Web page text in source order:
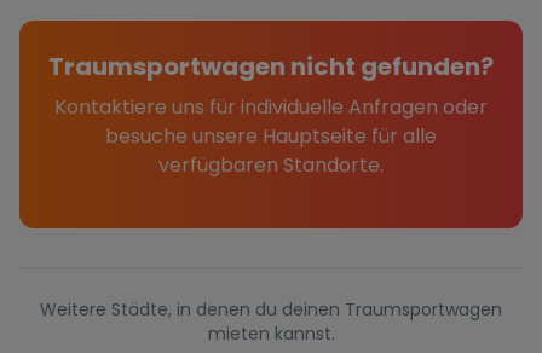
Traumsportwagen nicht gefunden?
Kontaktiere uns für individuelle Anfragen oder
besuche unsere Hauptseite für alle
verfügbaren Standorte.
Weitere Städte, in denen du deinen Traumsportwagen
mieten kannst.